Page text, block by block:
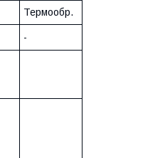
Термообр.
-